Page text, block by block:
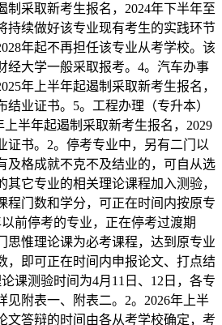
制采取新考生报名，2024年下半年至
持续做好该专业现有考生的实践环节
年起不再担任该专业从考学校。该
经大学一般采取报考。4。汽车办事
年上半年起遏制采取新考生报名，
结业证书。5。工程办理（专升本）
上半年起遏制采取新考生报名，2029
证书。2。停考专业中，另有二门以
及格成就不克不及结业的，可自从选
它专业的相关理论课程加入测验，
程门数和学分，可正在时间内按原专
前停考的专业，正在停考过渡期
思惟理论课为必考课程，达到原专业
，即可正在时间内申报论文、打点结
课测验时间为4月11日、12日，各专
见附表一、附表二。2。2026年上半
文答辩的时间由各从考学校确定，考